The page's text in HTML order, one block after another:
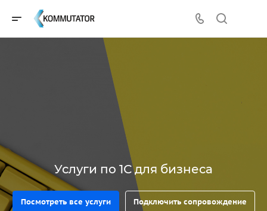
Услуги по 1С для бизнеса
Посмотреть все услуги Подключить сопровождение